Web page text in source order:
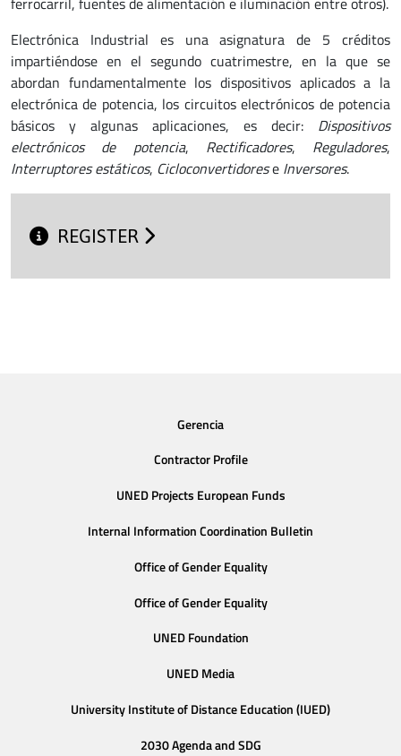
Electrónica Industrial es una asignatura de 5 créditos
impartiéndose en el segundo cuatrimestre, en la que se
abordan fundamentalmente los dispositivos aplicados a la
electrónica de potencia, los circuitos electrónicos de potencia
básicos y algunas aplicaciones, es decir: Dispositivos
electrónicos de potencia, Rectificadores, Reguladores,
Interruptores estáticos, Cicloconvertidorese Inversores.
REGISTER
Gerencia
Contractor Profile
UNED Projects European Funds
Internal Information Coordination Bulletin
Office of Gender Equality
Office of Gender Equality
UNED Foundation
UNED Media
University Institute of Distance Education (IUED)
2030 Agenda and SDG